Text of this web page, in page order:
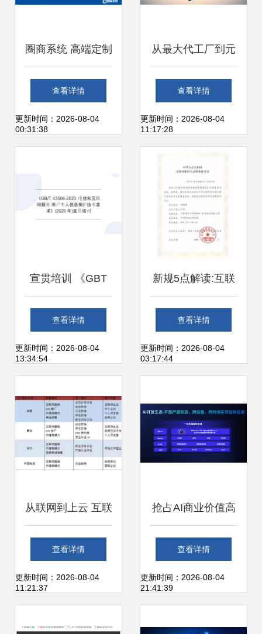
圈商系统 高端定制
服务，满足企业个
性需求与个人互联
查看详情
更新时间：2026-08-04
00:31:38
从最大代工厂到元
宇宙先驱:昔日霸主
的「蝶变」之路
查看详情
更新时间：2026-08-04
11:17:28
宣贯培训 《GBT
43506-2023 电信
和互联网服务 用户
要求》在个人互联
网服务中的应用与
查看详情
更新时间：2026-08-04
13:34:54
新规5点解读:互联
网新闻信息服务管
理规定
查看详情
更新时间：2026-08-04
03:17:44
从联网到上云 互联
网与云计算的交织
现象探析
查看详情
更新时间：2026-08-04
11:21:37
抢占AI商业价值高
地 联想天禧AI生态
开发者沙龙厦门站
查看详情
更新时间：2026-08-04
21:41:39